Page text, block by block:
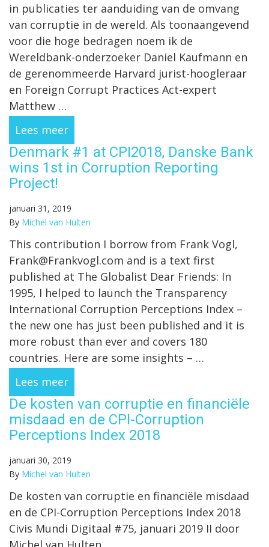
in publicaties ter aanduiding van de omvang
van corruptie in de wereld. Als toonaangevend
voor die hoge bedragen noem ik de
Wereldbank-onderzoeker Daniel Kaufmann en
de gerenommeerde Harvard jurist-hoogleraar
en Foreign Corrupt Practices Act-expert
Matthew …
Lees meer
Denmark #1 at CPI2018, Danske Bank
wins 1st in Corruption Reporting
Project!
januari 31, 2019
By Michel van Hulten
This contribution I borrow from Frank Vogl,
Frank@Frankvogl.com and is a text first
published at The Globalist Dear Friends: In
1995, I helped to launch the Transparency
International Corruption Perceptions Index –
the new one has just been published and it is
more robust than ever and covers 180
countries. Here are some insights – …
Lees meer
De kosten van corruptie en financiële
misdaad en de CPI-Corruption
Perceptions Index 2018
januari 30, 2019
By Michel van Hulten
De kosten van corruptie en financiële misdaad
en de CPI-Corruption Perceptions Index 2018
Civis Mundi Digitaal #75, januari 2019 II door